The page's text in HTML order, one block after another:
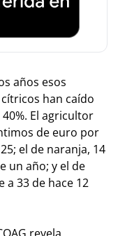
años esos
han caído
El agricultor
de euro por
el de naranja, 14
un año; y el de
33 de hace 12